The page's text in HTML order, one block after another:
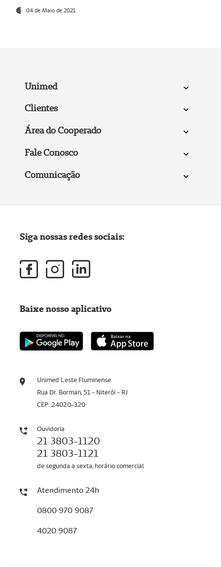
04 de Maio de 2021
Unimed
Clientes
Área do Cooperado
Fale Conosco
Comunicação
Unimed Leste Fluminense
Rua Dr. Borman, 51 - Niterói - RJ
CEP: 24020-320
Ouvidoria
21 3803-1120
21 3803-1121
de segunda a sexta, horário comercial
Atendimento 24h
0800 970 9087
4020 9087
Siga nossas redes sociais:
Baixe nosso aplicativo